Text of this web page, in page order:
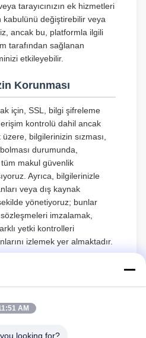
tarayıcınızın ek hizmetleri
değiştirebilir veya
ancak bu, platformla ilgili
tarafından sağlanan
etkileyebilir.
Korunması
için, SSL, bilgi şifreleme
kontrolü dahil ancak
bilgilerinizin sızması,
durumunda,
makul güvenlik
Ayrıca, bilgilerinizle
veya dış kaynak
yönetiyoruz; bunlar
imzalamak,
yetki kontrolleri
izlemek yer almaktadır.
vasinizden bu gizlilik
iznini alarak bize bilgi
AM
looking for?